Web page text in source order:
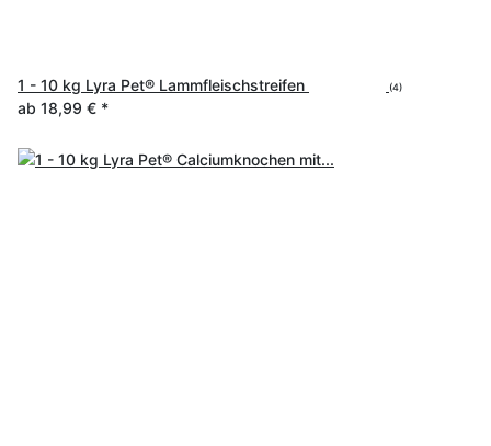
1 - 10 kg Lyra Pet® Lammfleischstreifen (4)
ab 18,99 € *